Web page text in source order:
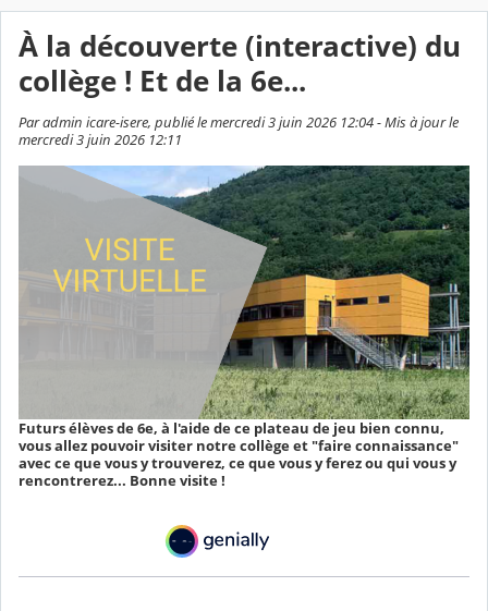
À la découverte (interactive) du
collège ! Et de la 6e...
Par admin icare-isere, publié le mercredi 3 juin 2026 12:04 - Mis à jour le
mercredi 3 juin 2026 12:11
Futurs élèves de 6e, à l'aide de ce plateau de jeu bien connu,
vous allez pouvoir visiter notre collège et "faire connaissance"
avec ce que vous y trouverez, ce que vous y ferez ou qui vous y
rencontrerez... Bonne visite !